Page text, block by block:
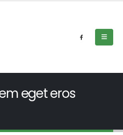
eget eros